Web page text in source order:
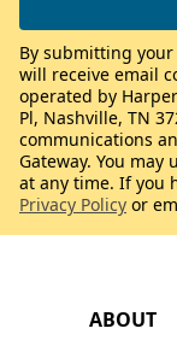
ABOUT
By submitting
will receive email
operated by
Pl, Nashville, TN
communications
Gateway. You may
at any time. If you
Privacy Policy or